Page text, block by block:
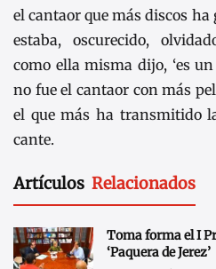
el cantaor que más discos
estaba, oscurecido,
como ella misma dijo, ‘es
no fue el cantaor con más
el que más ha transmitido
cante.
Artículos Relacionados
Toma forma el I
‘Paquera de Jerez’